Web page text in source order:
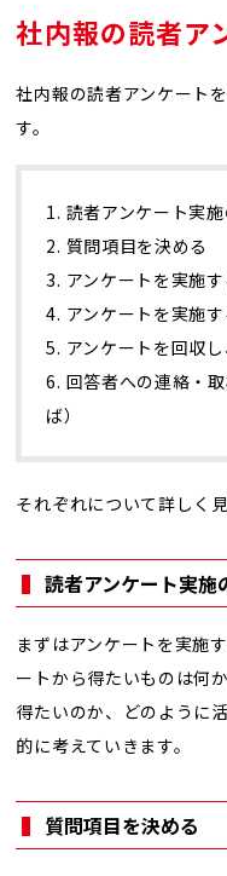
社内報の読者ア
社内報の読者アンケート
す。
1. 読者アンケート実
2. 質問項目を決める
3. アンケートを実施
4. アンケートを実施す
5. アンケートを回収
6. 回答者への連絡・
ば）
それぞれについて詳しく
読者アンケート実施
まずはアンケートを実施
ートから得たいものは何
得たいのか、どのように
的に考えていきます。
質問項目を決める